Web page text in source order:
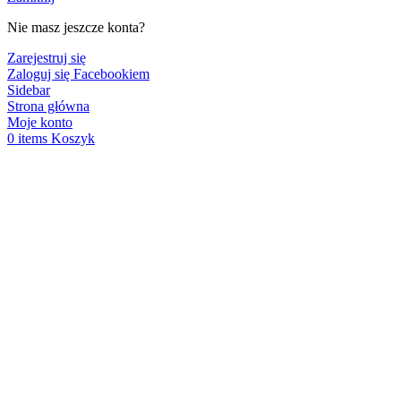
Nie masz jeszcze konta?
Zarejestruj się
Zaloguj się Facebookiem
Sidebar
Strona główna
Moje konto
0 items Koszyk